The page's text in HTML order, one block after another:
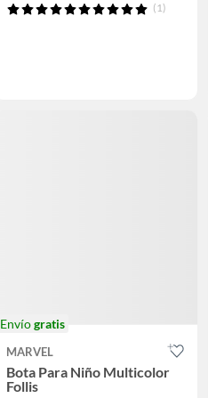
(1)
Envíogratis
MARVEL
Bota Para Niño Multicolor
Follis